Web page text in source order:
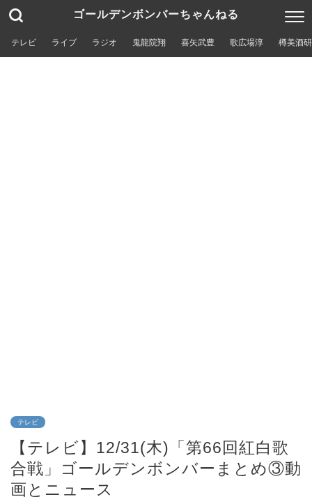
ゴールデンボンバーちゃんねる
テレビ ライブ ラジオ 鬼龍院翔 喜矢武豊 歌広場淳 樽美酒
テレビ
【テレビ】12/31(木)「第66回紅白歌
合戦」ゴールデンボンバーまとめ③動
画とニュース